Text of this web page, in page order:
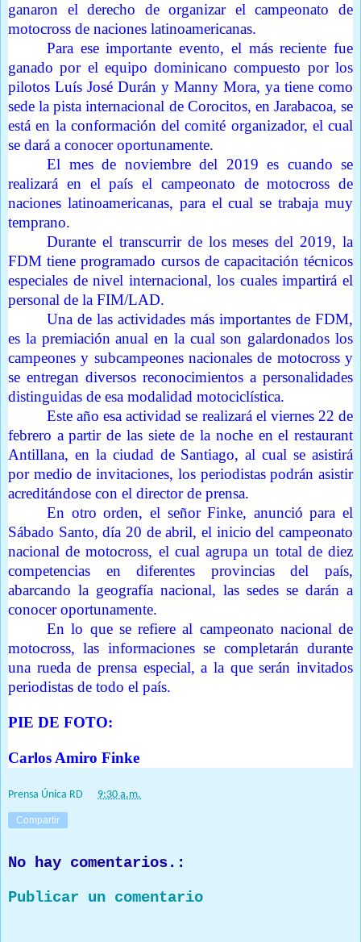
ganaron el derecho de organizar el campeonato de
motocross de naciones latinoamericanas.
Para ese importante evento, el más reciente fue
ganado por el equipo dominicano compuesto por los
pilotos Luís José Durán y Manny Mora, ya tiene como
sede la pista internacional de Corocitos, en Jarabacoa, se
está en la conformación del comité organizador, el cual
se dará a conocer oportunamente.
El mes de noviembre del 2019 es cuando se
realizará en el país el campeonato de motocross de
naciones latinoamericanas, para el cual se trabaja muy
temprano.
Durante el transcurrir de los meses del 2019, la
FDM tiene programado cursos de capacitación técnicos
especiales de nivel internacional, los cuales impartirá el
personal de la FIM/LAD.
Una de las actividades más importantes de FDM,
es la premiación anual en la cual son galardonados los
campeones y subcampeones nacionales de motocross y
se entregan diversos reconocimientos a personalidades
distinguidas de esa modalidad motociclística.
Este año esa actividad se realizará el viernes 22 de
febrero a partir de las siete de la noche en el restaurant
Antillana, en la ciudad de Santiago, al cual se asistirá
por medio de invitaciones, los periodistas podrán asistir
acreditándose con el director de prensa.
En otro orden, el señor Finke, anunció para el
Sábado Santo, día 20 de abril, el inicio del campeonato
nacional de motocross, el cual agrupa un total de diez
competencias en diferentes provincias del país,
abarcando la geografía nacional, las sedes se darán a
conocer oportunamente.
En lo que se refiere al campeonato nacional de
motocross, las informaciones se completarán durante
una rueda de prensa especial, a la que serán invitados
periodistas de todo el país.
PIE DE FOTO:
Carlos Amiro Finke
Prensa Única RD 9:30 a.m.
Compartir
No hay comentarios.:
Publicar un comentario